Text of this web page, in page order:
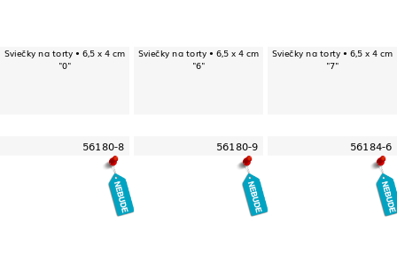
Sviečky na torty • 6,5 x 4 cm
"0"
Sviečky na torty • 6,5 x 4 cm
"6"
Sviečky na torty • 6,5 x 4 cm
"7"
56180-8 56180-9 56184-6